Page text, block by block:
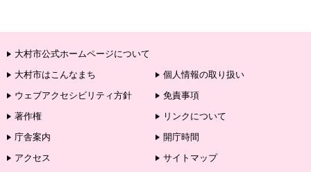
大村市公式ホームページについて
大村市はこんなまち
個人情報の取り扱い
ウェブアクセシビリティ方針
免責事項
著作権
リンクについて
庁舎案内
開庁時間
アクセス
サイトマップ